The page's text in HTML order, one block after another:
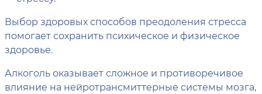
Выбор здоровых способов преодоления стресса
помогает сохранить психическое и физическое
здоровье.
Алкоголь оказывает сложное и противоречивое
влияние на нейротрансмиттерные системы мозга,